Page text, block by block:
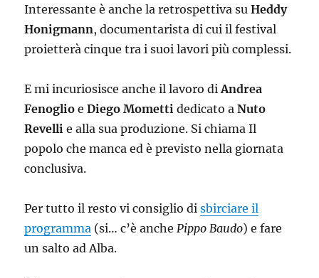
Interessante è anche la retrospettiva suHeddy
Honigmann, documentarista di cui il festival
proietterà cinque tra i suoi lavori più complessi.
E mi incuriosisce anche il lavoro diAndrea
Fenoglio eDiego Mometti dedicato aNuto
Revelli e alla sua produzione. Si chiama Il
popolo che manca ed è previsto nella giornata
conclusiva.
Per tutto il resto vi consiglio disbirciare il
programma (si… c’è anchePippo Baudo) e fare
un salto ad Alba.